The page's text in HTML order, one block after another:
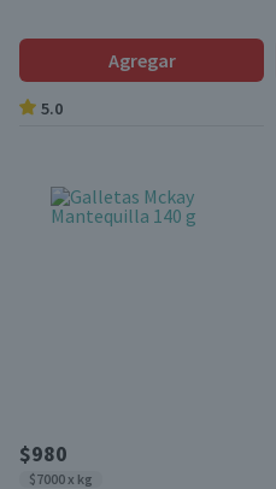
Agregar
5.0
$980
$7000 x kg